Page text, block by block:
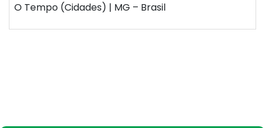
O Tempo (Cidades) | MG – Brasil